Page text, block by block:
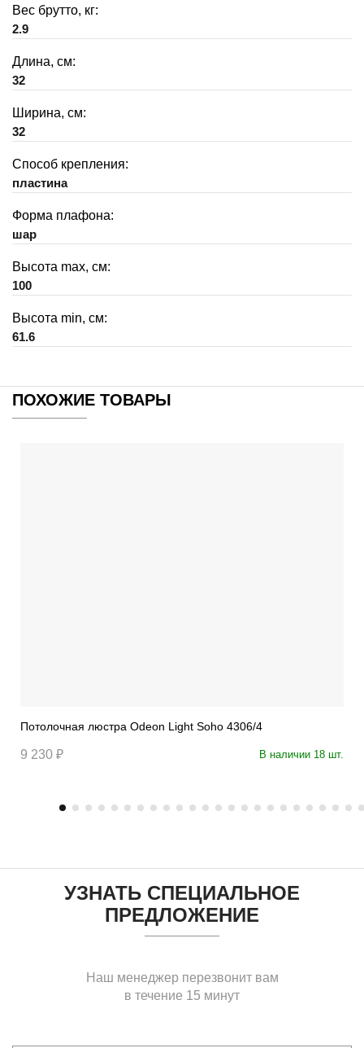
Вес брутто, кг:
2.9
Длина, см:
32
Ширина, см:
32
Способ крепления:
пластина
Форма плафона:
шар
Высота max, см:
100
Высота min, см:
61.6
ПОХОЖИЕ ТОВАРЫ
Потолочная люстра Odeon Light Soho 4306/4
9 230 ₽ В наличии 18 шт.
УЗНАТЬ СПЕЦИАЛЬНОЕ
ПРЕДЛОЖЕНИЕ
Наш менеджер перезвонит вам
в течение 15 минут